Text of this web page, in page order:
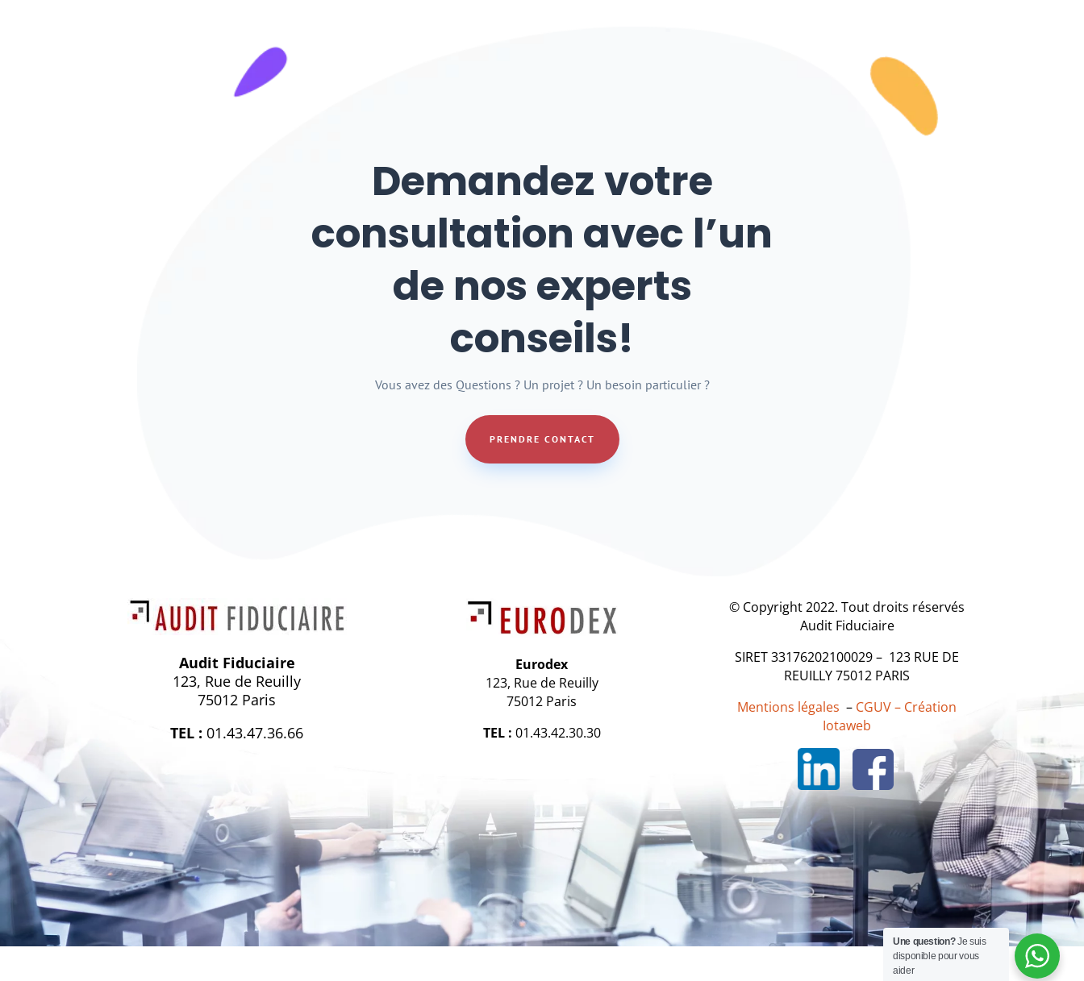
Demandez votre
consultation avec l’un
de nos experts
conseils!
Vous avez des Questions ? Un projet ? Un besoin particulier ?
PRENDRE CONTACT
Audit Fiduciaire
123, Rue de Reuilly
75012 Paris
TEL : 01.43.47.36.66
Eurodex
123, Rue de Reuilly
75012 Paris
TEL : 01.43.42.30.30
© Copyright 2022. Tout droits réservés
Audit Fiduciaire
SIRET 33176202100029 – 123 RUE DE
REUILLY 75012 PARIS
Mentions légales – CGUV – Création
Iotaweb
Une question?Je suis
disponible pour vous
aider